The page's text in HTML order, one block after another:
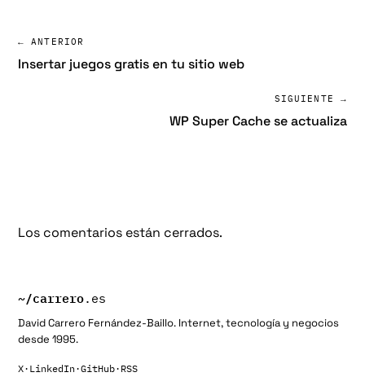
← ANTERIOR
Insertar juegos gratis en tu sitio web
SIGUIENTE →
WP Super Cache se actualiza
Los comentarios están cerrados.
~/carrero.es
David Carrero Fernández-Baillo. Internet, tecnología y negocios
desde 1995.
X· LinkedIn·GitHub· RSS